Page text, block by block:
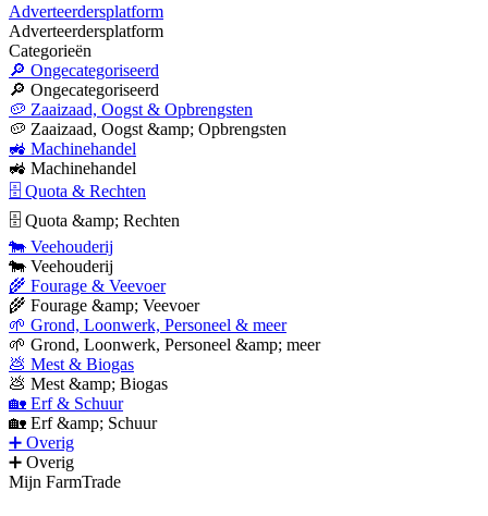
Adverteerdersplatform
Adverteerdersplatform
Categorieën
🔎 Ongecategoriseerd
🔎 Ongecategoriseerd
🥔 Zaaizaad, Oogst & Opbrengsten
🥔 Zaaizaad, Oogst &amp; Opbrengsten
🚜 Machinehandel
🚜 Machinehandel
🗄 Quota & Rechten
🗄 Quota &amp; Rechten
🐄 Veehouderij
🐄 Veehouderij
🌾 Fourage & Veevoer
🌾 Fourage &amp; Veevoer
🌱 Grond, Loonwerk, Personeel & meer
🌱 Grond, Loonwerk, Personeel &amp; meer
💩 Mest & Biogas
💩 Mest &amp; Biogas
🏡 Erf & Schuur
🏡 Erf &amp; Schuur
➕ Overig
➕ Overig
Mijn FarmTrade